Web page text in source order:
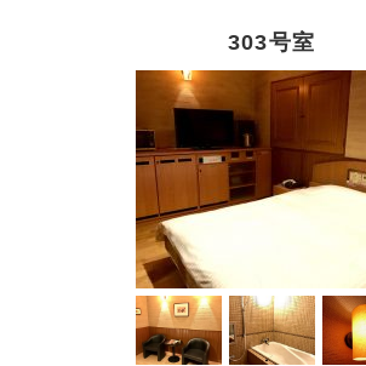
303号室